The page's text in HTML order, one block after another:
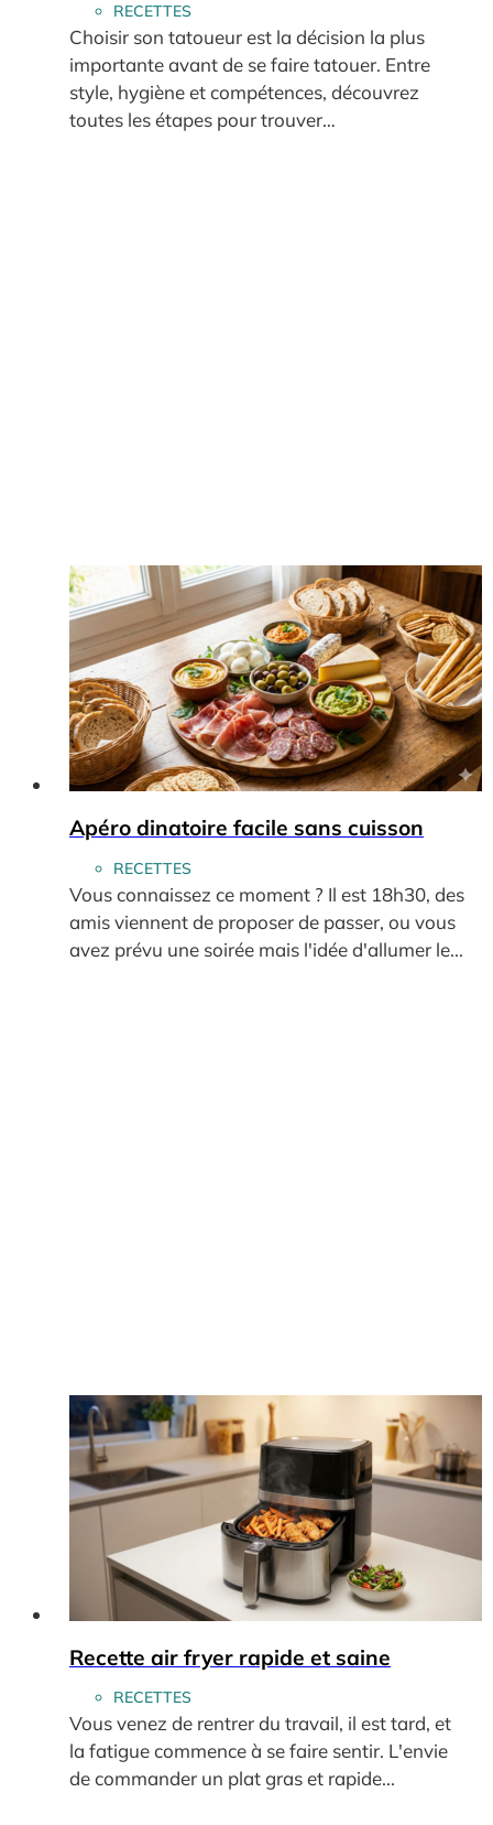
RECETTES
Choisir son tatoueur est la décision la plus
importante avant de se faire tatouer. Entre
style, hygiène et compétences, découvrez
toutes les étapes pour trouver…
Apéro dinatoire facile sans cuisson
RECETTES
Vous connaissez ce moment ? Il est 18h30, des
amis viennent de proposer de passer, ou vous
avez prévu une soirée mais l'idée d'allumer le...
Recette air fryer rapide et saine
RECETTES
Vous venez de rentrer du travail, il est tard, et
la fatigue commence à se faire sentir. L'envie
de commander un plat gras et rapide...